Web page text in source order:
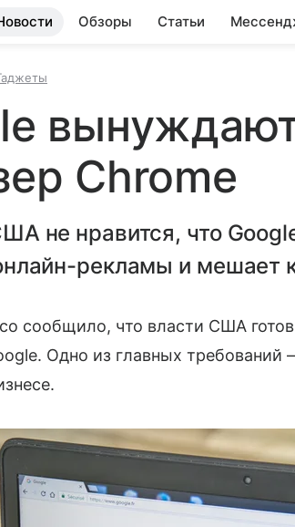
Обзоры Статьи
Chrome
не нравится, что
рекламы и мешает
сообщило, что власти США
Одно из главных требований